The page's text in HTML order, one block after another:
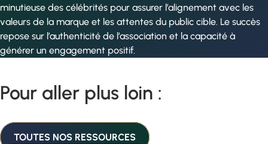
minutieuse des célébrités pour assurer l’alignement avec les
valeurs de la marque et les attentes du public cible. Le succès
repose sur l’authenticité de l’association et la capacité à
générer un engagement positif.
Pour aller plus loin :
TOUTES NOS RESSOURCES